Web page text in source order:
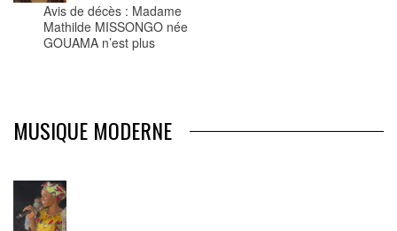
Avis de décès : Madame
Mathilde MISSONGO née
GOUAMA n’est plus
MUSIQUE MODERNE